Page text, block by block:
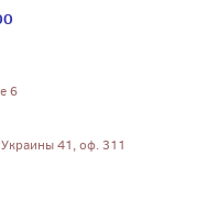
6
41, оф. 311